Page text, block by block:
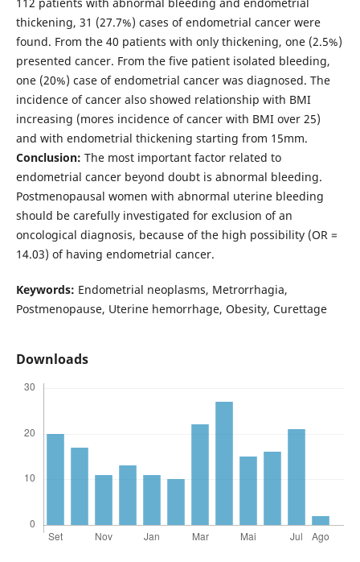
thickening, 31 (27.7%) cases of endometrial cancer were
found. From the 40 patients with only thickening, one (2.5%)
presented cancer. From the five patient isolated bleeding,
one (20%) case of endometrial cancer was diagnosed. The
incidence of cancer also showed relationship with BMI
increasing (mores incidence of cancer with BMI over 25)
and with endometrial thickening starting from 15mm.
Conclusion: The most important factor related to
endometrial cancer beyond doubt is abnormal bleeding.
Postmenopausal women with abnormal uterine bleeding
should be carefully investigated for exclusion of an
oncological diagnosis, because of the high possibility (OR =
14.03) of having endometrial cancer.
Keywords: Endometrial neoplasms, Metrorrhagia,
Postmenopause, Uterine hemorrhage, Obesity, Curettage
Downloads